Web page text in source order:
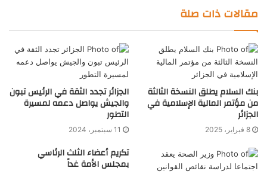
مقالات ذات صلة
بنك السلام يطلق النسخة الثالثة
من مؤتمر المالية الإسلامية في
الجزائر
8 فبراير، 2025
الجزائر تجدد الثقة في الرئيس تبون
والجيش يواصل دعمه لمسيرة
التطور
11 سبتمبر، 2024
تكريم أعضاء الثلث الرئاسي
بمجلس الأمة غداً